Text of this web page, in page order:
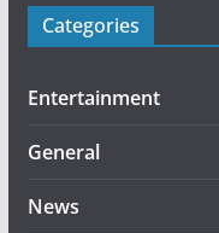
Categories
Entertainment
General
News